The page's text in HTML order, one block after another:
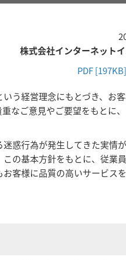
株式会社インターネット
PDF [197KB]
う経営理念にもとづき、お
なご意見やご要望をもとに
惑行為が発生してきた実情
の基本方針をもとに、従業
客様に品質の高いサービス